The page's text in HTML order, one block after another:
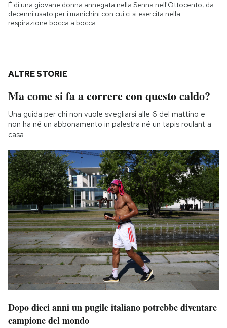
È di una giovane donna annegata nella Senna nell'Ottocento, da
decenni usato per i manichini con cui ci si esercita nella
respirazione bocca a bocca
ALTRE STORIE
Ma come si fa a correre con questo caldo?
Una guida per chi non vuole svegliarsi alle 6 del mattino e
non ha né un abbonamento in palestra né un tapis roulant a
casa
Dopo dieci anni un pugile italiano potrebbe diventare
campione del mondo